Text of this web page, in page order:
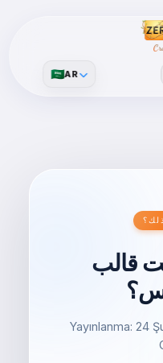
🇸🇦AR
قالب
Yayınlanma: 24